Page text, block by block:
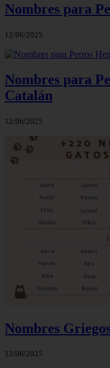
Nombres para
12/06/2025
Nombres para
Catalán
12/06/2025
Nombres
12/06/2025